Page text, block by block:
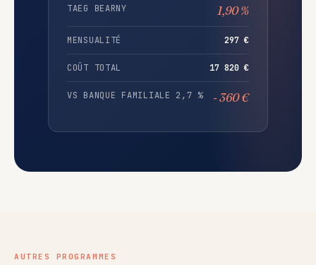
TAEG BEARNY 1,90 %
MENSUALITÉ 297 €
COÛT TOTAL 17 820 €
VS BANQUE FAMILIALE 2,7 % - 360 €
AUTRES PROGRAMMES